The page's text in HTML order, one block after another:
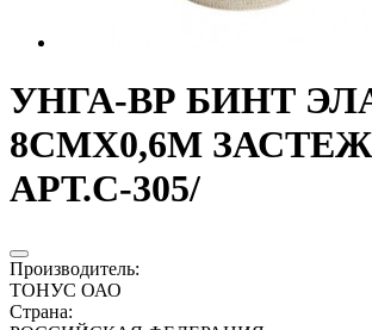
УНГА-ВР БИНТ
8СМХ0,6М
АРТ.С-305/
Производитель:
ТОНУС ОАО
Страна: